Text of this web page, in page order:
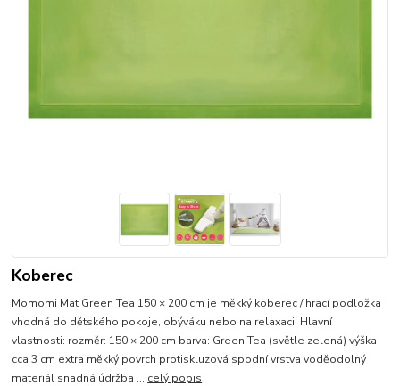
Koberec
Momomi Mat Green Tea 150 × 200 cm je měkký koberec / hrací podložka
vhodná do dětského pokoje, obýváku nebo na relaxaci. Hlavní
vlastnosti: rozměr: 150 × 200 cm barva: Green Tea (světle zelená) výška
cca 3 cm extra měkký povrch protiskluzová spodní vrstva voděodolný
materiál snadná údržba ... celý popis